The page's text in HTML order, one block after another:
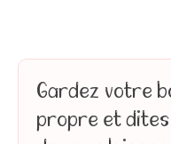
Gardez votre
propre et dites